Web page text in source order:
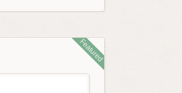
Featured